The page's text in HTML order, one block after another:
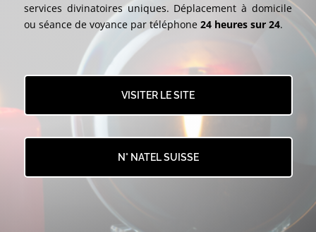
services divinatoires uniques. Déplacement à domicile
ou séance de voyance par téléphone 24 heures sur 24.
VISITER LE SITE
N° NATEL SUISSE